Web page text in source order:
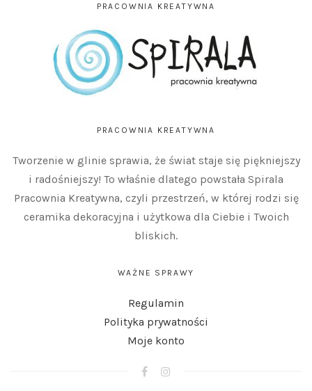
PRACOWNIA KREATYWNA
PRACOWNIA KREATYWNA
Tworzenie w glinie sprawia, że świat staje się piękniejszy
i radośniejszy! To właśnie dlatego powstała Spirala
Pracownia Kreatywna, czyli przestrzeń, w której rodzi się
ceramika dekoracyjna i użytkowa dla Ciebie i Twoich
bliskich.
WAŻNE SPRAWY
Regulamin
Polityka prywatności
Moje konto